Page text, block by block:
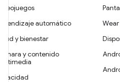
Videojuegos
Aprendizaje automático
Salud y bienestar
Cámara y contenido
multimedia
Privacidad
Wear